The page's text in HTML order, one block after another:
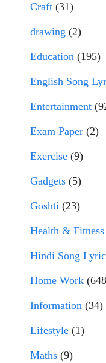
Craft (31)
drawing (2)
Education (195)
English Song
Entertainment
Exam Paper (2)
Exercise (9)
Gadgets (5)
Goshti (23)
Health & Fitness
Hindi Song
Home Work
Information (34)
Lifestyle (1)
Maths (9)